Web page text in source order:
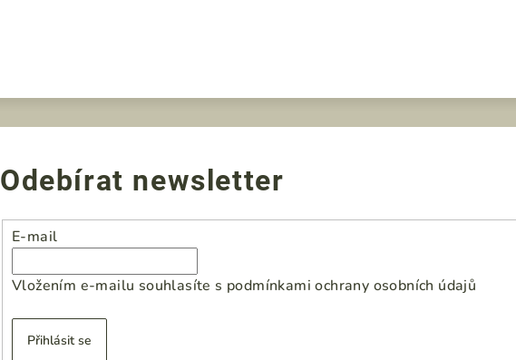
Odebírat newsletter
E-mail
Vložením e-mailu souhlasíte s podmínkami ochrany osobních údajů
Přihlásit se